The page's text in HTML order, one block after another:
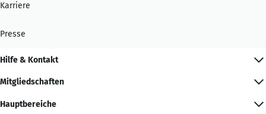
Karriere
Presse
Hilfe & Kontakt
Mitgliedschaften
Hauptbereiche